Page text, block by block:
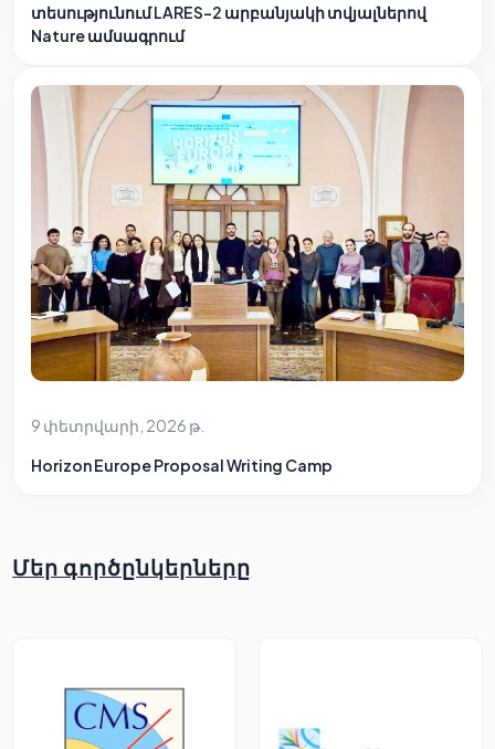
տեսությունում LARES-2 արբանյակի տվյալներով
Nature ամսագրում
9 փետրվարի, 2026 թ.
Horizon Europe Proposal Writing Camp
Մեր գործընկերները